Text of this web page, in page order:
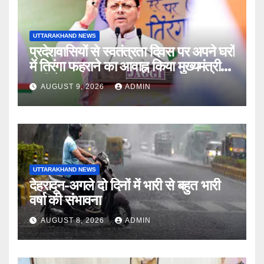
UTTARAKHAND NEWS
प्रदेशवासियों से स्वतंत्रता दिवस पर अपने घरों
में तिरंगा फहराने का आवाह्न किया मुख्यमंत्री
धामी ने
AUGUST 9, 2026 ADMIN
UTTARAKHAND NEWS
देहरादून-अगले दो दिनों में भारी से बहुत भारी
वर्षा की संभावना
AUGUST 8, 2026 ADMIN